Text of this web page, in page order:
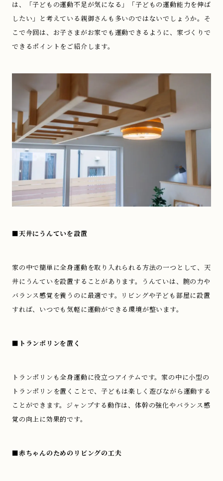
は、「子どもの運動不足が気になる」「子どもの運動能力を伸ば
したい」と考えている親御さんも多いのではないでしょうか。そ
こで今回は、お子さまがお家でも運動できるように、家づくりで
できるポイントをご紹介します。
■天井にうんていを設置
家の中で簡単に全身運動を取り入れられる方法の一つとして、天
井にうんていを設置することがあります。うんていは、腕の力や
バランス感覚を養うのに最適です。リビングや子ども部屋に設置
すれば、いつでも気軽に運動ができる環境が整います。
■トランポリンを置く
トランポリンも全身運動に役立つアイテムです。家の中に小型の
トランポリンを置くことで、子どもは楽しく遊びながら運動する
ことができます。ジャンプする動作は、体幹の強化やバランス感
覚の向上に効果的です。
■赤ちゃんのためのリビングの工夫